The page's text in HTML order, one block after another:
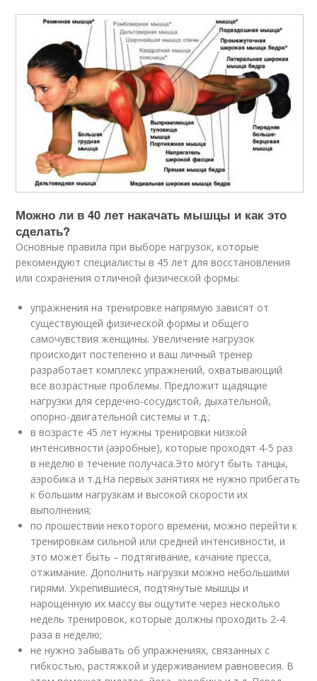
Можно ли в 40 лет накачать мышцы и как это
сделать?
Основные правила при выборе нагрузок, которые
рекомендуют специалисты в 45 лет для восстановления
или сохранения отличной физической формы:
упражнения на тренировке напрямую зависят от
существующей физической формы и общего
самочувствия женщины. Увеличение нагрузок
происходит постепенно и ваш личный тренер
разработает комплекс упражнений, охватывающий
все возрастные проблемы. Предложит щадящие
нагрузки для сердечно-сосудистой, дыхательной,
опорно-двигательной системы и т.д.;
в возрасте 45 лет нужны тренировки низкой
интенсивности (аэробные), которые проходят 4-5 раз
в неделю в течение получаса.Это могут быть танцы,
аэробика и т.д.На первых занятиях не нужно прибегать
к большим нагрузкам и высокой скорости их
выполнения;
по прошествии некоторого времени, можно перейти к
тренировкам сильной или средней интенсивности, и
это может быть – подтягивание, качание пресса,
отжимание. Дополнить нагрузки можно небольшими
гирями. Укрепившиеся, подтянутые мышцы и
нарощенную их массу вы ощутите через несколько
недель тренировок, которые должны проходить 2-4
раза в неделю;
не нужно забывать об упражнениях, связанных с
гибкостью, растяжкой и удерживанием равновесия. В